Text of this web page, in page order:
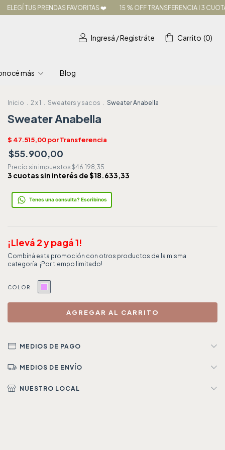
FAVORITAS ❤️ 15 % OFF TRANSFERENCIA I 3 CUOTAS SIN INTERÉS
Ingresá /Registráte Carrito (0)
más Blog
Inicio . 2 x 1 . Sweaters y sacos . Sweater Anabella
Sweater Anabella
$55.900,00
3 cuotas sin interés de$18.633,33
Precio sin impuestos $46.198,35
Tenes una consulta? Escribinos
¡Llevá 2 y pagá 1!
COLOR
MEDIOS DE PAGO
MEDIOS DE ENVÍO
NUESTRO LOCAL